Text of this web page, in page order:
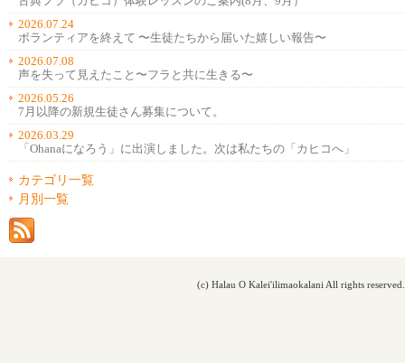
2026.07.24
ボランティアを終えて 〜生徒たちから届いた嬉しい報告〜
2026.07.08
声を失って見えたこと〜フラと共に生きる〜
2026.05.26
7月以降の新規生徒さん募集について。
2026.03.29
「Ohanaになろう」に出演しました。次は私たちの「カヒコへ」
カテゴリ一覧
月別一覧
(c) Halau O Kalei'ilimaokalani All rights reserved.